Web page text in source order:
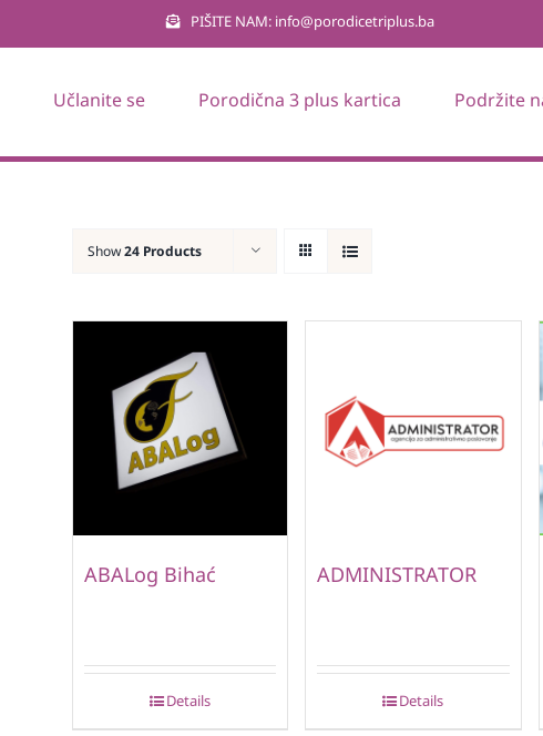
PIŠITE NAM: info@porodicetriplus.ba
Učlanite se Porodična 3 plus kartica Podržite
Show24 Products
ABALog Bihać
Details
ADMINISTRATOR
Details